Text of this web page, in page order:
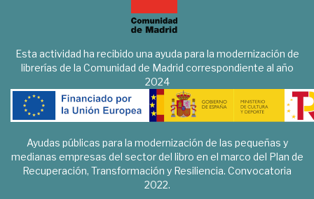
Esta actividad ha recibido una ayuda para la modernización de
librerías de la Comunidad de Madrid correspondiente al año
2024
Ayudas públicas para la modernización de las pequeñas y
medianas empresas del sector del libro en el marco del Plan de
Recuperación, Transformación y Resiliencia. Convocatoria
2022.